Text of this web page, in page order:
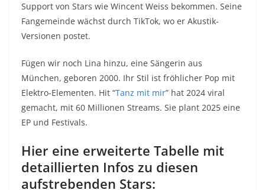
Support von Stars wie Wincent Weiss bekommen. Seine
Fangemeinde wächst durch TikTok, wo er Akustik-
Versionen postet.
Fügen wir noch Lina hinzu, eine Sängerin aus
München, geboren 2000. Ihr Stil ist fröhlicher Pop mit
Elektro-Elementen. Hit “Tanz mit mir” hat 2024 viral
gemacht, mit 60 Millionen Streams. Sie plant 2025 eine
EP und Festivals.
Hier eine erweiterte Tabelle mit
detaillierten Infos zu diesen
aufstrebenden Stars: